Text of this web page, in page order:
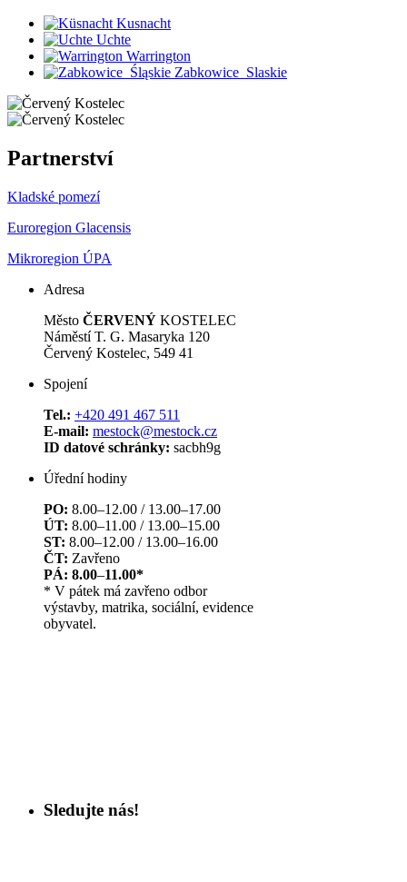
Kusnacht
Uchte
Warrington
Zabkowice_Slaskie
Partnerství
Kladské pomezí
Euroregion Glacensis
Mikroregion ÚPA
Adresa
Město ČERVENÝ KOSTELEC
Náměstí T. G. Masaryka 120
Červený Kostelec, 549 41
Spojení
Tel.: +420 491 467 511
E-mail: mestock@mestock.cz
ID datové schránky: sacbh9g
Úřední hodiny
PO: 8.00–12.00 / 13.00–17.00
ÚT: 8.00–11.00 / 13.00–15.00
ST: 8.00–12.00 / 13.00–16.00
ČT: Zavřeno
PÁ: 8.00–11.00*
* V pátek má zavřeno odbor
výstavby, matrika, sociální, evidence
obyvatel.
Sledujte nás!